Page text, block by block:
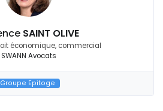
SAINT OLIVE
économique, commercial
SWANN Avocats
Groupe Epitoge